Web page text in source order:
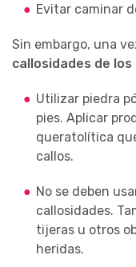
Evitar caminar
Sin embargo, una
callosidades de los
Utilizar piedra
pies. Aplicar
queratolítica
callos.
No se deben
callosidades.
tijeras u otros
heridas.